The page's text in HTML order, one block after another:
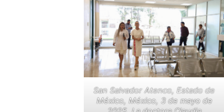
San Salvador Atenco, Estado de
México, México, 3 de mayo de